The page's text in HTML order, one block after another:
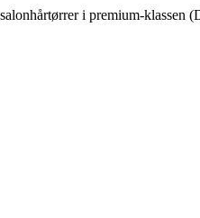
i premium-klassen